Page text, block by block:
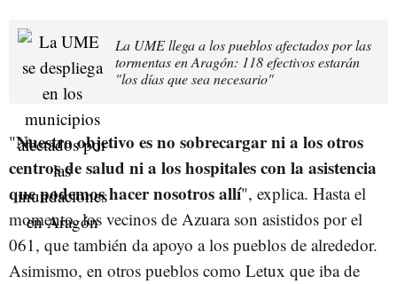
La UME llega a los pueblos afectados por las
tormentas en Aragón: 118 efectivos estarán
"los días que sea necesario"
"Nuestro objetivo es no sobrecargar nia los otros
centros de salud ni a los hospitales con la asistencia
que podemos hacer nosotros allí", explica. Hasta el
momento, los vecinos de Azuara son asistidos por el
061, que también da apoyo a los pueblos de alrededor.
Asimismo, en otros pueblos como Letux que iba de